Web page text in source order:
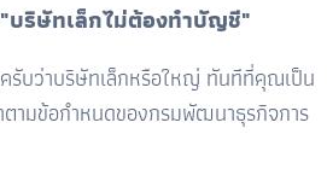
"บริษัทเล็กไม่ต้องทำบัญชี"
รับว่าบริษัทเล็กหรือใหญ่ ทันทีที่คุณเป็น
มข้อกำหนดของกรมพัฒนาธุรกิจการ